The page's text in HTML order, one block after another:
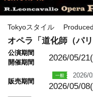
Tokyoスタイル
オペラ「道化師（パリ
公演期間
開催期間
2026/05/
販売期間
2026/
2026/05/